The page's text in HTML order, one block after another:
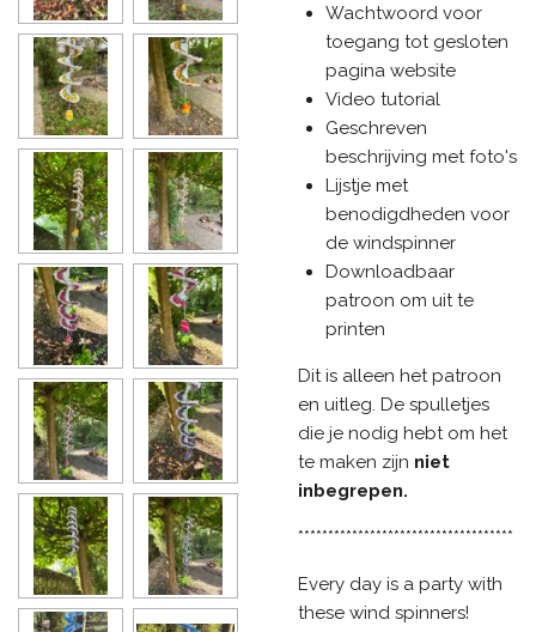
Wachtwoord voor
toegang tot gesloten
pagina website
Video tutorial
Geschreven
beschrijving met foto's
Lijstje met
benodigdheden voor
de windspinner
Downloadbaar
patroon om uit te
printen
Dit is alleen het patroon
en uitleg. De spulletjes
die je nodig hebt om het
te maken zijn niet
inbegrepen.
************************************
Every day is a party with
these wind spinners!